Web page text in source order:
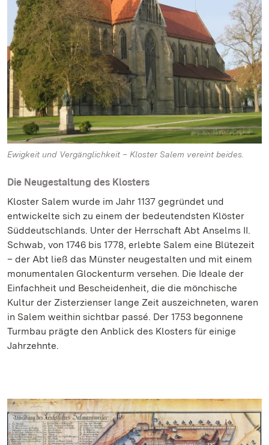
Ewigkeit und Vergänglichkeit – Kloster Salem vereint beides.
Die Neugestaltung des Klosters
Kloster Salem wurde im Jahr 1137 gegründet und
entwickelte sich zu einem der bedeutendsten Klöster
Süddeutschlands. Unter der Herrschaft Abt Anselms II.
Schwab, von 1746 bis 1778, erlebte Salem eine Blütezeit
– der Abt ließ das Münster neugestalten und mit einem
monumentalen Glockenturm versehen. Die Ideale der
Einfachheit und Bescheidenheit, die die mönchische
Kultur der Zisterzienser lange Zeit auszeichneten, waren
in Salem weithin sichtbar passé. Der 1753 begonnene
Turmbau prägte den Anblick des Klosters für einige
Jahrzehnte.